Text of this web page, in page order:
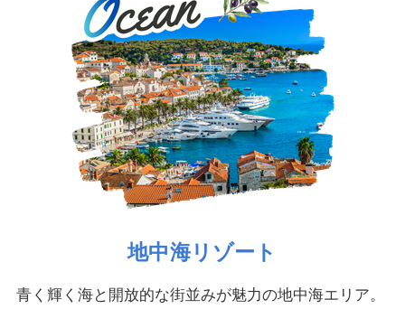
地中海リゾート
青く輝く海と開放的な街並みが魅力の地中海エリア。